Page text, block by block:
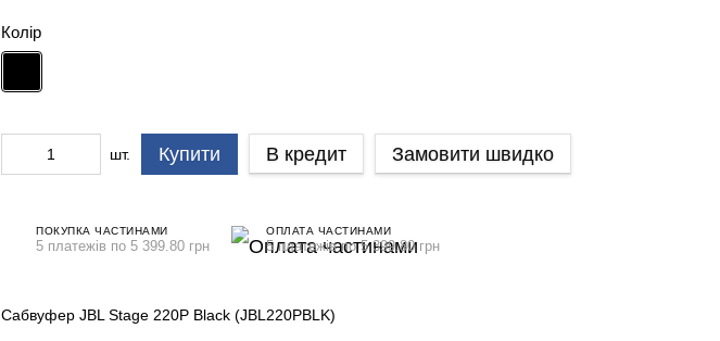
Колір
шт. Купити В кредит Замовити швидко
ПОКУПКА ЧАСТИНАМИ
5 платежів по 5 399.80 грн
ОПЛАТА ЧАСТИНАМИ
5 платежів по 5 399.80 грн
Сабвуфер JBL Stage 220P Black (JBL220PBLK)